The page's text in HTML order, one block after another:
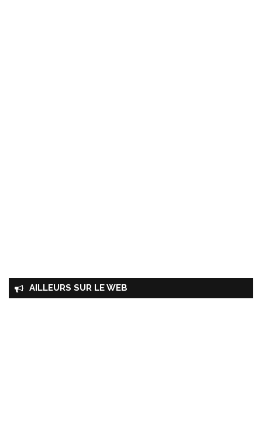
AILLEURS SUR LE WEB